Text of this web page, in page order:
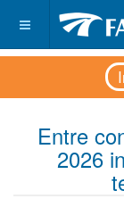
Entre
2026